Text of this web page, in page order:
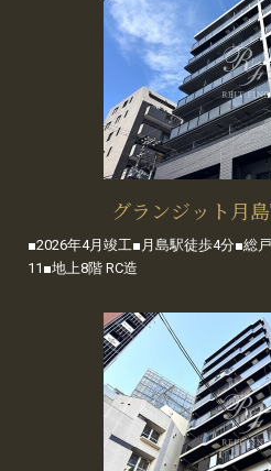
グランジット月
■2026年4月竣工■月島駅徒歩4分■総
11■地上8階 RC造